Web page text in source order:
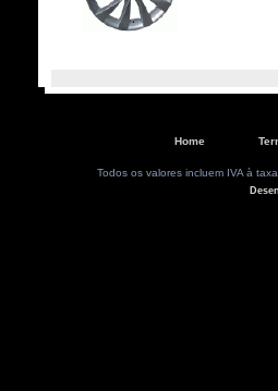
Home
Todos os valores incluem IVA à